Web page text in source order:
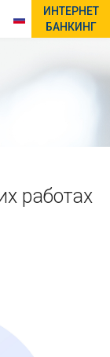
ИНТЕРНЕТ
БАНКИНГ
работах